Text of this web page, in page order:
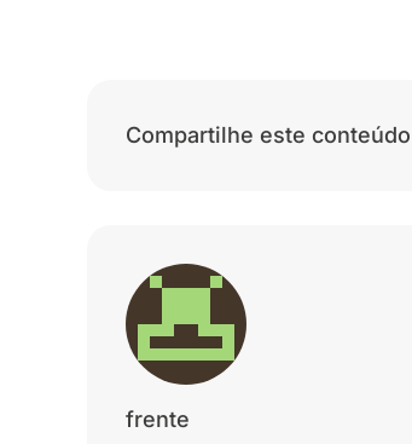
Compartilhe este conteúdo
frente